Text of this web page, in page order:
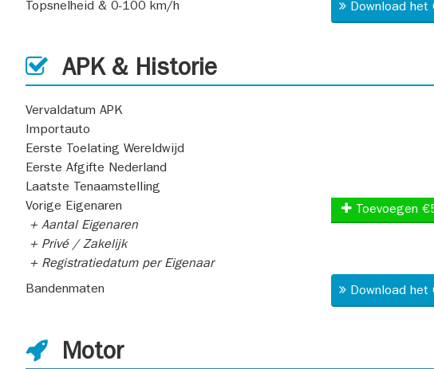
Topsnelheid & 0-100 km/h Download
APK & Historie
Vervaldatum APK
Importauto
Eerste Toelating Wereldwijd
Eerste Afgifte Nederland
Laatste Tenaamstelling
Vorige Eigenaren
+ Aantal Eigenaren
+ Privé / Zakelijk
+ Registratiedatum per Eigenaar
Toevoegen
Bandenmaten Download
Motor